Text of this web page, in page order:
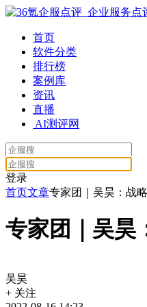
首页
软件分类
排行榜
案例库
资讯
直播
AI测评网
登录
首页文章专家团｜吴昊：战
专家团｜吴昊
吴昊
+ 关注